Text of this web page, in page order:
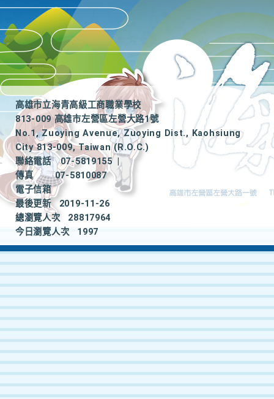
高雄市立海青高級工商職業學校
813-009 高雄市左營區左營大路1號
No.1, Zuoying Avenue, Zuoying Dist., Kaohsiung
City 813-009, Taiwan (R.O.C.)
聯絡電話
07-5819155
|
傳真
07-5810087
電子信箱
最後更新
2019-11-26
總瀏覽人次
28817964
今日瀏覽人次
1997